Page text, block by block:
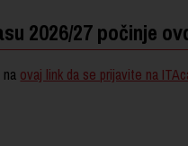
2026/27 počinje
ovaj link da se prijavite na